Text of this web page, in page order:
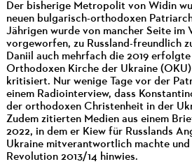
Der bisherige Metropolit von Widin
neuen bulgarisch-orthodoxen
Jährigen wurde von mancher Seite im
vorgeworfen, zu Russland-freundlich
Daniil auch mehrfach die 2019
Orthodoxen Kirche der Ukraine
kritisiert. Nur wenige Tage vor der
einem Radiointerview, dass
der orthodoxen Christenheit in der
Zudem zitierten Medien aus einem
2022, in dem er Kiew für Russlands
Ukraine mitverantwortlich machte
Revolution 2013/14 hinwies.